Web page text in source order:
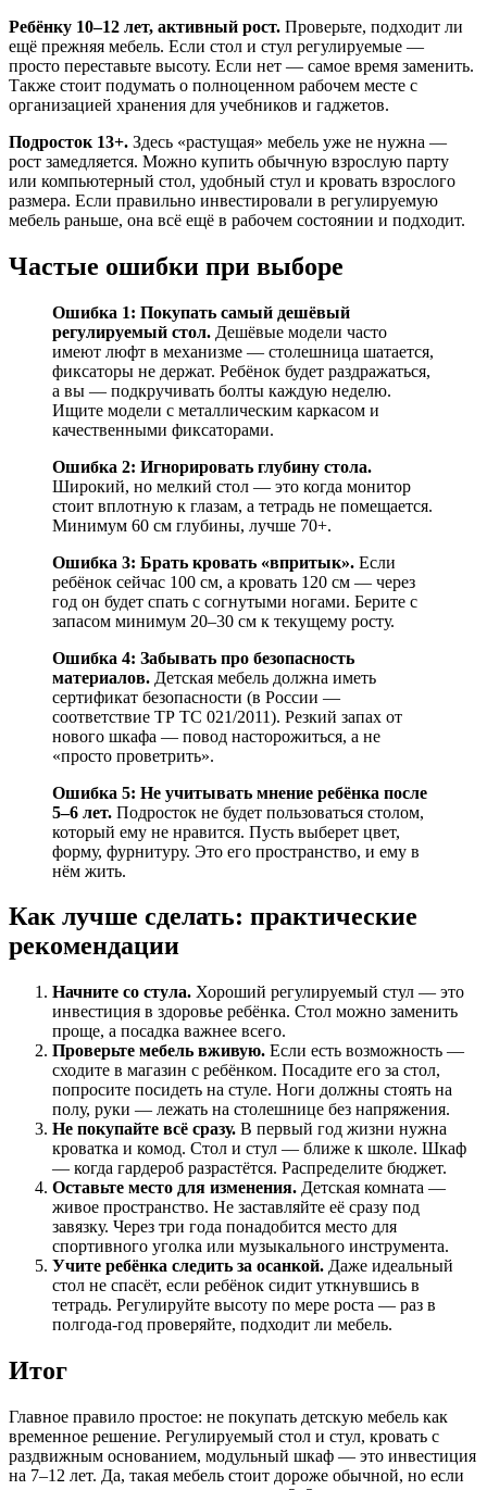
Ребёнку 10–12 лет, активный рост. Проверьте, подходит ли
ещё прежняя мебель. Если стол и стул регулируемые —
просто переставьте высоту. Если нет — самое время заменить.
Также стоит подумать о полноценном рабочем месте с
организацией хранения для учебников и гаджетов.
Подросток 13+. Здесь «растущая» мебель уже не нужна —
рост замедляется. Можно купить обычную взрослую парту
или компьютерный стол, удобный стул и кровать взрослого
размера. Если правильно инвестировали в регулируемую
мебель раньше, она всё ещё в рабочем состоянии и подходит.
Частые ошибки при выборе
Ошибка 1: Покупать самый дешёвый
регулируемый стол. Дешёвые модели часто
имеют люфт в механизме — столешница шатается,
фиксаторы не держат. Ребёнок будет раздражаться,
а вы — подкручивать болты каждую неделю.
Ищите модели с металлическим каркасом и
качественными фиксаторами.
Ошибка 2: Игнорировать глубину стола.
Широкий, но мелкий стол — это когда монитор
стоит вплотную к глазам, а тетрадь не помещается.
Минимум 60 см глубины, лучше 70+.
Ошибка 3: Брать кровать «впритык». Если
ребёнок сейчас 100 см, а кровать 120 см — через
год он будет спать с согнутыми ногами. Берите с
запасом минимум 20–30 см к текущему росту.
Ошибка 4: Забывать про безопасность
материалов. Детская мебель должна иметь
сертификат безопасности (в России —
соответствие ТР ТС 021/2011). Резкий запах от
нового шкафа — повод насторожиться, а не
«просто проветрить».
Ошибка 5: Не учитывать мнение ребёнка после
5–6 лет. Подросток не будет пользоваться столом,
который ему не нравится. Пусть выберет цвет,
форму, фурнитуру. Это его пространство, и ему в
нём жить.
Как лучше сделать: практические
рекомендации
Начните со стула. Хороший регулируемый стул — это
инвестиция в здоровье ребёнка. Стол можно заменить
проще, а посадка важнее всего.
Проверьте мебель вживую. Если есть возможность —
сходите в магазин с ребёнком. Посадите его за стол,
попросите посидеть на стуле. Ноги должны стоять на
полу, руки — лежать на столешнице без напряжения.
Не покупайте всё сразу. В первый год жизни нужна
кроватка и комод. Стол и стул — ближе к школе. Шкаф
— когда гардероб разрастётся. Распределите бюджет.
Оставьте место для изменения. Детская комната —
живое пространство. Не заставляйте её сразу под
завязку. Через три года понадобится место для
спортивного уголка или музыкального инструмента.
Учите ребёнка следить за осанкой. Даже идеальный
стол не спасёт, если ребёнок сидит уткнувшись в
тетрадь. Регулируйте высоту по мере роста — раз в
полгода-год проверяйте, подходит ли мебель.
Итог
Главное правило простое: не покупать детскую мебель как
временное решение. Регулируемый стол и стул, кровать с
раздвижным основанием, модульный шкаф — это инвестиция
на 7–12 лет. Да, такая мебель стоит дороже обычной, но если